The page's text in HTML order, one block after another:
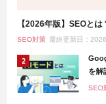
【2026年版】SEOと
SEO対策 最終更新日：
を解
SEO